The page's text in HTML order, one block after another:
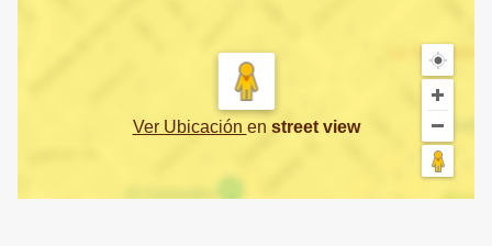
Ver Ubicación en street view